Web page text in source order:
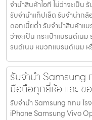
จำนำสินค้าไอที ไม่ว่าจะเป็น
รับจำนำแท็ปเล็ต รับจำนำกล้
ดอกเบี้ยต่ำ รับจำนำสินค้าแ
ว่าจะเป็น กระเป๋าแบรนด์เน
รนด์เนม หมวกแบรนด์เนม
รับจำนำ Samsung
มือถือทุกยี่ห้อ และ ข
รับจำนำ Samsung กทม โ
iPhone Samsung Vivo